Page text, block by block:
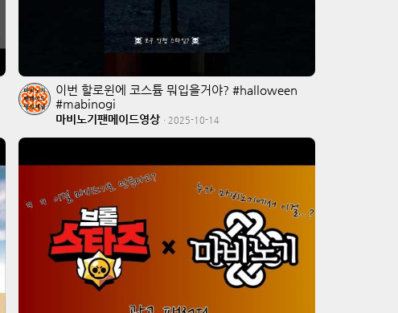
이번 할로윈에 코스튬 뭐입을거야? #halloween
#mabinogi
마비노기팬메이드영상 · 2025-10-14